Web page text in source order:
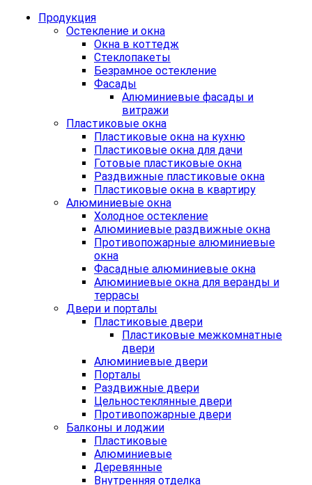
Продукция
Остекление и окна
Окна в коттедж
Стеклопакеты
Безрамное остекление
Фасады
Алюминиевые фасады и
витражи
Пластиковые окна
Пластиковые окна на кухню
Пластиковые окна для дачи
Готовые пластиковые окна
Раздвижные пластиковые окна
Пластиковые окна в квартиру
Алюминиевые окна
Холодное остекление
Алюминиевые раздвижные окна
Противопожарные алюминиевые
окна
Фасадные алюминиевые окна
Алюминиевые окна для веранды и
террасы
Двери и порталы
Пластиковые двери
Пластиковые межкомнатные
двери
Алюминиевые двери
Порталы
Раздвижные двери
Цельностеклянные двери
Противопожарные двери
Балконы и лоджии
Пластиковые
Алюминиевые
Деревянные
Внутренняя отделка